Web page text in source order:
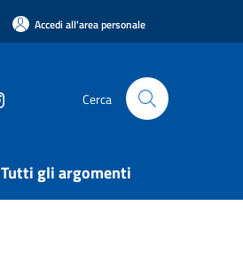
Accedi all'area personale
Cerca
Tutti gli argomenti